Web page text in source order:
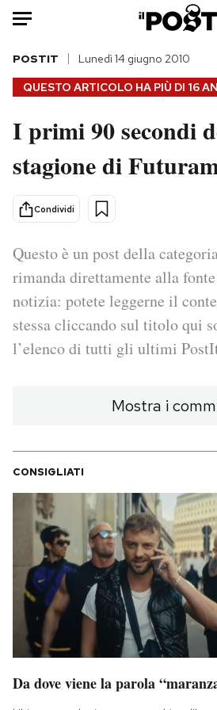
Auto
HOME
Italia
Politica
Tecnologia
Internet
Scienza
Cultura
I MIEI PREFERITI
SHOP
CALENDARIO
AREA PERSONALE
Area Personale
QUESTO ARTICOLO HA PIÙ DI 16
POSTIT Lunedì 14 giugno 2010
I primi 90 secondi
stagione di
Condividi
Questo è un post della
rimanda direttamente alla
notizia: potete leggerne il
stessa cliccando sul titolo qui
l’elenco di tutti gli ultimi
Mostra i
CONSIGLIATI
Da dove viene la parola